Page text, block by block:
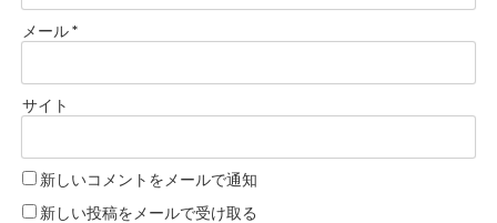
メール*
サイト
新しいコメントをメールで通知
新しい投稿をメールで受け取る